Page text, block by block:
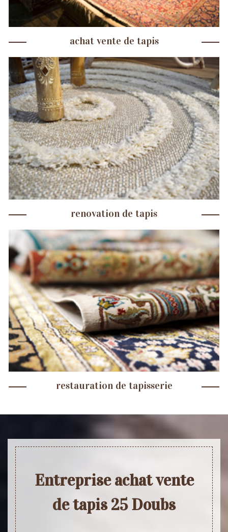
achat vente de tapis
renovation de tapis
restauration de tapisserie
Entreprise achat vente
de tapis 25 Doubs